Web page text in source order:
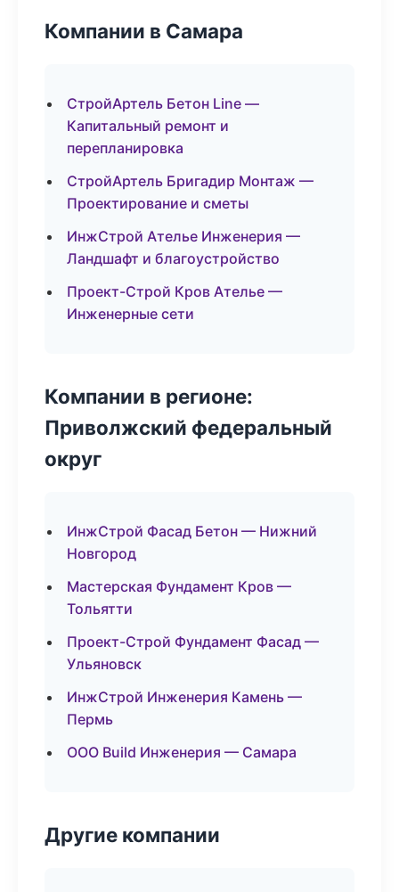
Компании в Самара
СтройАртель Бетон Line —
Капитальный ремонт и
перепланировка
СтройАртель Бригадир Монтаж —
Проектирование и сметы
ИнжСтрой Ателье Инженерия —
Ландшафт и благоустройство
Проект-Строй Кров Ателье —
Инженерные сети
Компании в регионе:
Приволжский федеральный
округ
ИнжСтрой Фасад Бетон — Нижний
Новгород
Мастерская Фундамент Кров —
Тольятти
Проект-Строй Фундамент Фасад —
Ульяновск
ИнжСтрой Инженерия Камень —
Пермь
ООО Build Инженерия — Самара
Другие компании